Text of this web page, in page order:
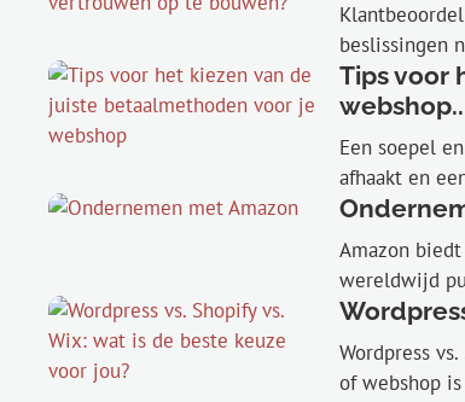
beslissingen
Tips voor
Een soepel
afhaakt en
Amazon
wereldwijd
Wordpress
of webshop